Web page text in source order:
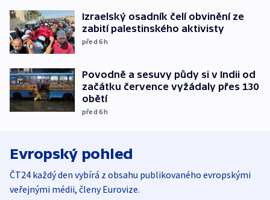
Izraelský osadník čelí obvinění ze
zabití palestinského aktivisty
před 6h
Povodně a sesuvy půdy si v Indii od
začátku července vyžádaly přes 130
obětí
před 6h
Evropský pohled
ČT24 každý den vybírá z obsahu publikovaného evropskými
veřejnými médii, členy Eurovize.